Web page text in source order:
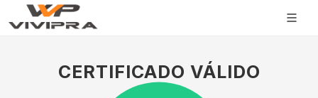
CERTIFICADO VÁLIDO